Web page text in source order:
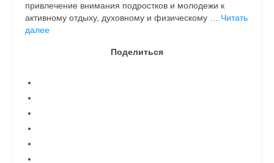
привлечение внимания подростков и молодежи к
активному отдыху, духовному и физическому … Читать
далее
Поделиться